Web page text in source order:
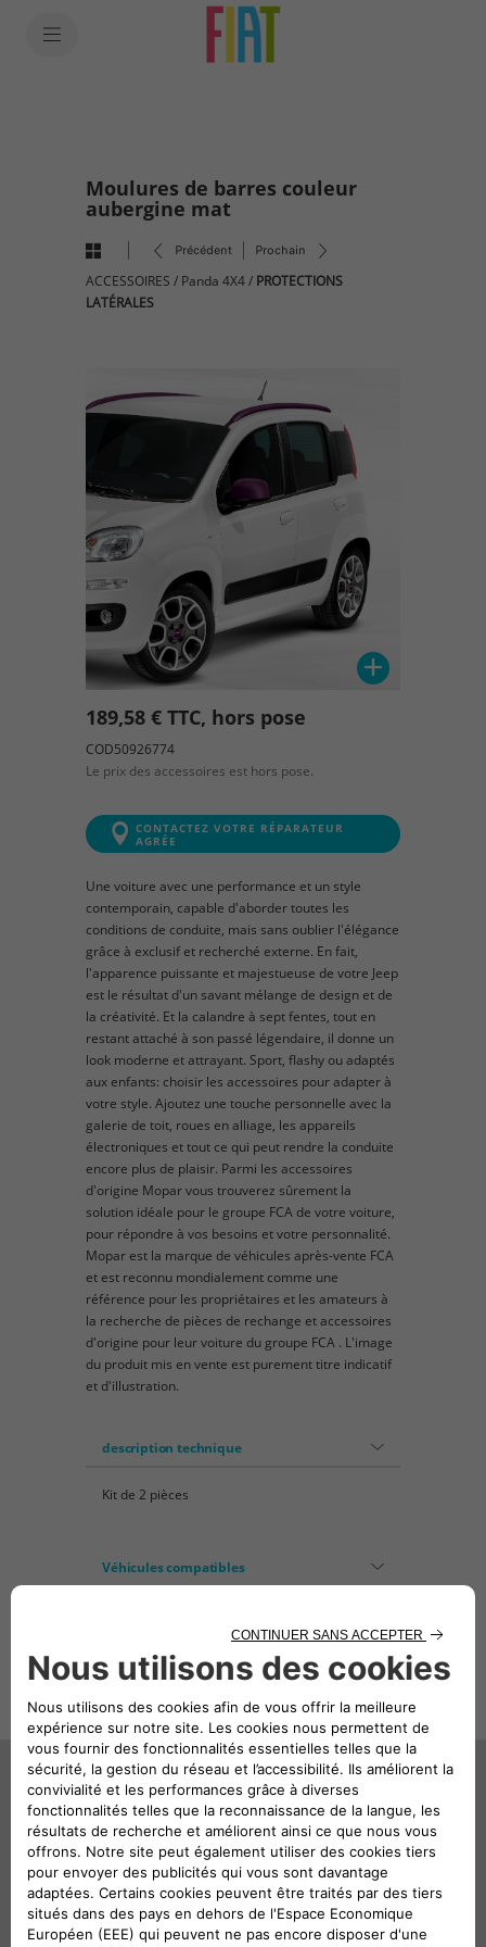
Moulures de barres couleur
aubergine mat
Précédent Prochain
ACCESSOIRES / Panda 4X4/ PROTECTIONS
LATÉRALES
189,58 € TTC, hors pose
COD50926774
Le prix des accessoires est hors pose.
CONTACTEZ VOTRE RÉPARATEUR
AGRÉE
Une voiture avec une performance et un style
contemporain, capable d'aborder toutes les
conditions de conduite, mais sans oublier l'élégance
grâce à exclusif et recherché externe. En fait,
l'apparence puissante et majestueuse de votre Jeep
est le résultat d'un savant mélange de design et de
la créativité. Et la calandre à sept fentes, tout en
restant attaché à son passé légendaire, il donne un
look moderne et attrayant. Sport, flashy ou adaptés
aux enfants: choisir les accessoires pour adapter à
votre style. Ajoutez une touche personnelle avec la
galerie de toit, roues en alliage, les appareils
électroniques et tout ce qui peut rendre la conduite
encore plus de plaisir. Parmi les accessoires
d'origine Mopar vous trouverez sûrement la
solution idéale pour le groupe FCA de votre voiture,
pour répondre à vos besoins et votre personnalité.
Mopar est la marque de véhicules après-vente FCA
et est reconnu mondialement comme une
référence pour les propriétaires et les amateurs à
la recherche de pièces de rechange et accessoires
d'origine pour leur voiture du groupe FCA . L'image
du produit mis en vente est purement titre indicatif
et d'illustration.
description technique
Kit de 2 pièces
Véhicules compatibles
Vous aimerez également
52,91€ TTC,
hors pose
74,47€ TTC,
hors pose